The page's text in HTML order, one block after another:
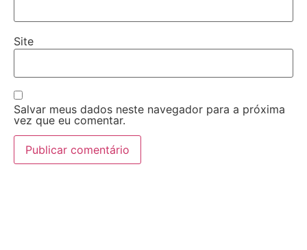
Site
Salvar meus dados neste navegador para a próxima
vez que eu comentar.